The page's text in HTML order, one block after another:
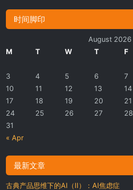
时间脚印
August 2026
M
T W T F
« Apr
3
4 5 6 7
10
11 12 13 14
17
18 19 20 21
24
25 26 27 28
31
最新文章
古典产品思维下的AI（II）：AI焦虑症